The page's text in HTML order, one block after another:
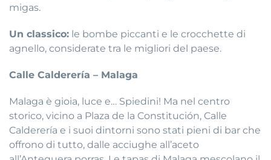
migas.
Un classico: le bombe piccanti e le crocchette di
agnello, considerate tra le migliori del paese.
Calle Calderería – Malaga
Malaga è gioia, luce e… Spiedini! Ma nel centro
storico, vicino a Plaza de la Constitución, Calle
Calderería e i suoi dintorni sono stati pieni di bar che
offrono di tutto, dalle acciughe all’aceto